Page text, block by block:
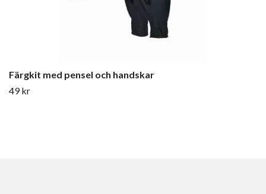
Färgkit med pensel och handskar
49 kr